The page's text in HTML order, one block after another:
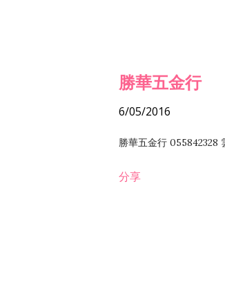
勝華五金行
6/05/2016
勝華五金行 055842328
分享